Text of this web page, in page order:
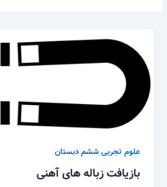
علوم تجربی ششم دبستان
بازیافت زباله های آهنی